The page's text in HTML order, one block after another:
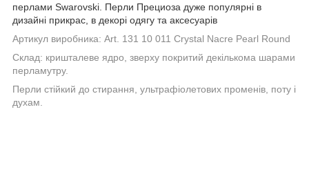
перлами Swarovski. Перли Прециоза дуже популярні в
дизайні прикрас, в декорі одягу та аксесуарів
Артикул виробника: Art. 131 10 011 Crystal Nacre Pearl Round
Склад: кришталеве ядро, зверху покритий декількома шарами
перламутру.
Перли стійкий до стирання, ультрафіолетових променів, поту і
духам.